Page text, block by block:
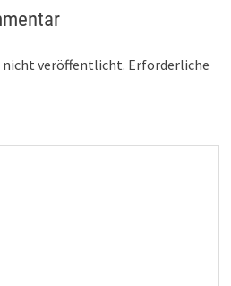
nicht veröffentlicht. Erforderliche